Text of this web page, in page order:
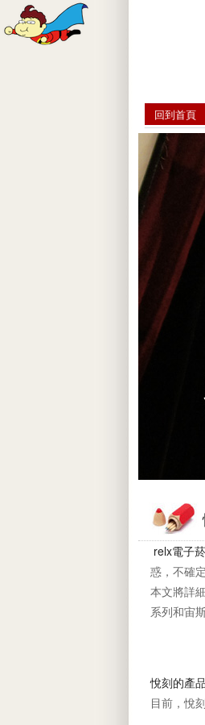
回到首頁
relx電子菸
惑，不確
本文將詳
系列和宙
悅刻的產
目前，悅